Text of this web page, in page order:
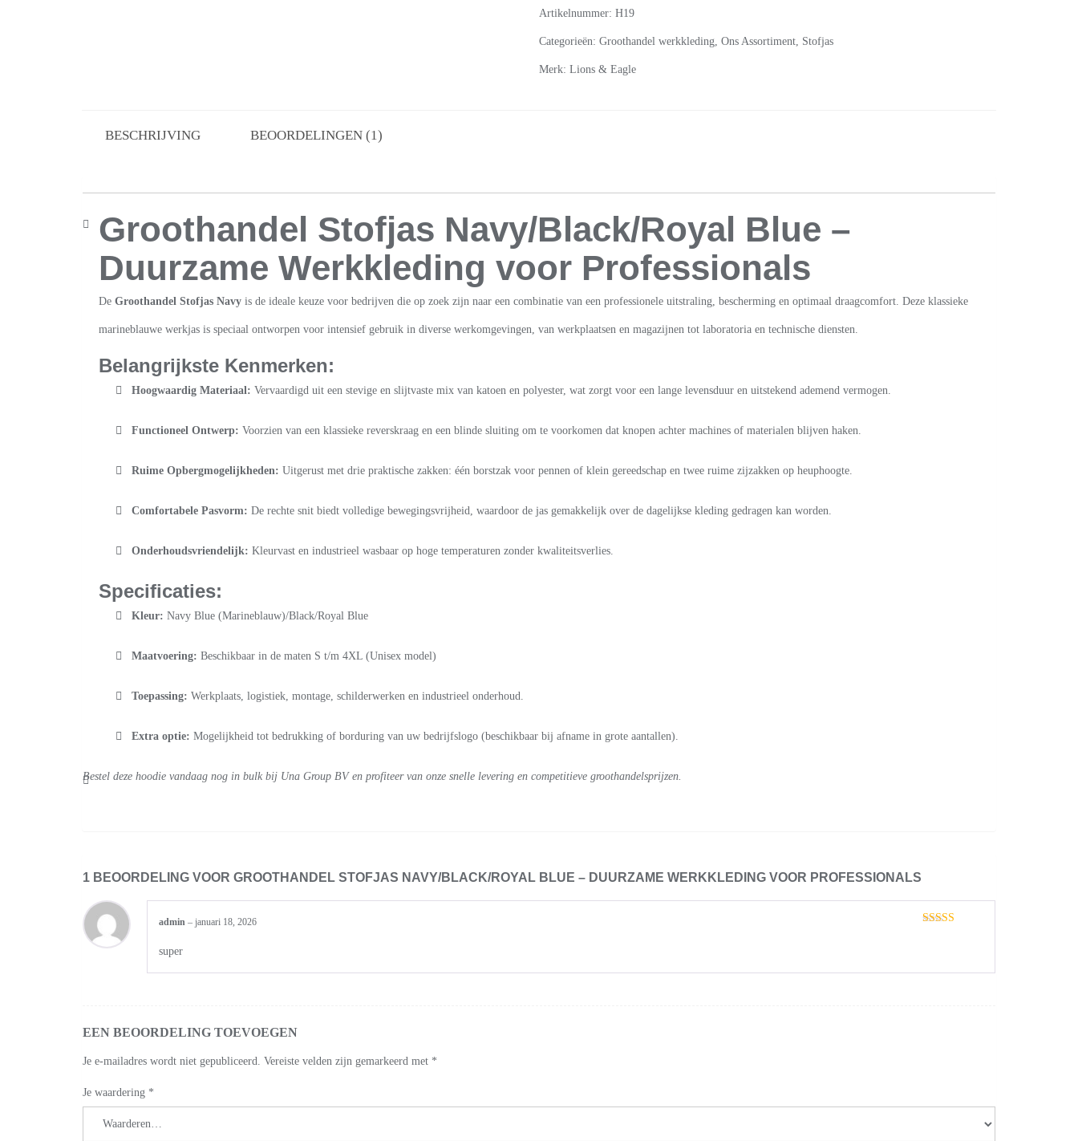
Artikelnummer: H19
Categorieën: Groothandel werkkleding, Ons Assortiment, Stofjas
Merk: Lions & Eagle
BESCHRIJVING BEOORDELINGEN (1)
Groothandel Stofjas Navy/Black/Royal Blue –
Duurzame Werkkleding voor Professionals
De Groothandel Stofjas Navy is de ideale keuze voor bedrijven die op zoek zijn naar een combinatie van een professionele uitstraling, bescherming en optimaal draagcomfort. Deze klassieke
marineblauwe werkjas is speciaal ontworpen voor intensief gebruik in diverse werkomgevingen, van werkplaatsen en magazijnen tot laboratoria en technische diensten.
Belangrijkste Kenmerken:
Hoogwaardig Materiaal: Vervaardigd uit een stevige en slijtvaste mix van katoen en polyester, wat zorgt voor een lange levensduur en uitstekend ademend vermogen.
Functioneel Ontwerp: Voorzien van een klassieke reverskraag en een blinde sluiting om te voorkomen dat knopen achter machines of materialen blijven haken.
Ruime Opbergmogelijkheden: Uitgerust met drie praktische zakken: één borstzak voor pennen of klein gereedschap en twee ruime zijzakken op heuphoogte.
Comfortabele Pasvorm: De rechte snit biedt volledige bewegingsvrijheid, waardoor de jas gemakkelijk over de dagelijkse kleding gedragen kan worden.
Onderhoudsvriendelijk: Kleurvast en industrieel wasbaar op hoge temperaturen zonder kwaliteitsverlies.
Specificaties:
Kleur: Navy Blue (Marineblauw)/Black/Royal Blue
Maatvoering: Beschikbaar in de maten S t/m 4XL (Unisex model)
Toepassing: Werkplaats, logistiek, montage, schilderwerken en industrieel onderhoud.
Extra optie: Mogelijkheid tot bedrukking of borduring van uw bedrijfslogo (beschikbaar bij afname in grote aantallen).
Bestel deze hoodie vandaag nog in bulk bij Una Group BV en profiteer van onze snelle levering en competitieve groothandelsprijzen.
1 BEOORDELING VOOR GROOTHANDEL STOFJAS NAVY/BLACK/ROYAL BLUE – DUURZAME WERKKLEDING VOOR PROFESSIONALS
admin – januari 18, 2026
super
EEN BEOORDELING TOEVOEGEN
Je e-mailadres wordt niet gepubliceerd. Vereiste velden zijn gemarkeerd met *
Je waardering *